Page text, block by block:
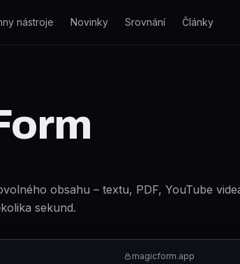
nástroje Novinky Srovnání Články
obsahu – textu, PDF, YouTube
sekund.
magicform.app